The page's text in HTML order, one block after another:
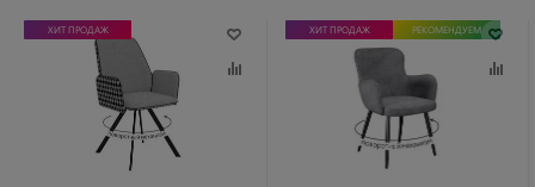
ХИТ ПРОДАЖ ХИТ ПРОДАЖ РЕКОМЕНДУЕМ